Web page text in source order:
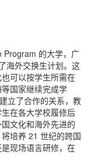
Program 的大学，广
海外交换生计划。这
可以按学生所需在
国家继续完成学
立了合作的关系，教
在各大学校履修后
文化和海外先进的
培养 21 世纪的跨国
现场语言研修，在